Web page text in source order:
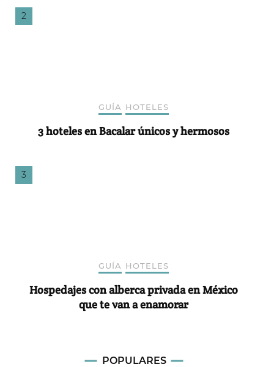
GUÍA HOTELES
3 hoteles en Bacalar únicos y hermosos
GUÍA HOTELES
Hospedajes con alberca privada en México
que te van a enamorar
POPULARES